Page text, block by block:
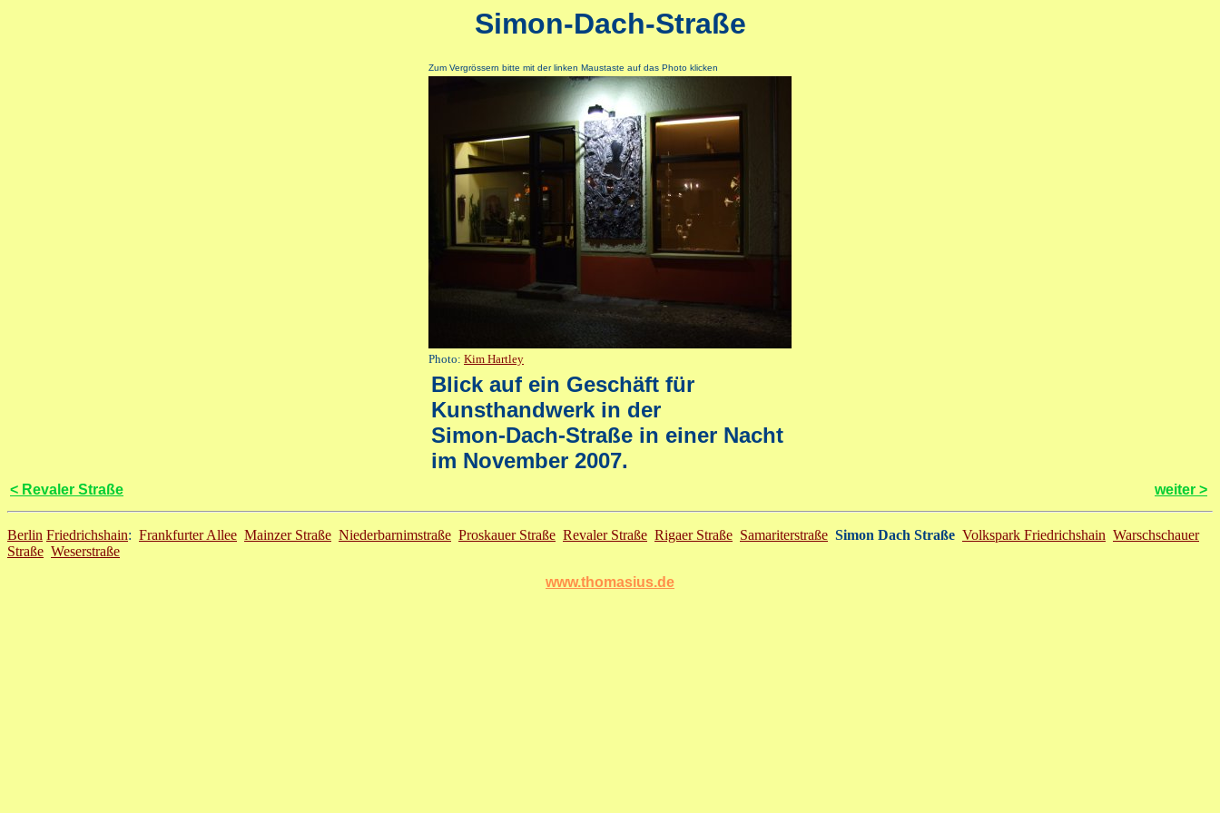
Simon-Dach-Straße
Zum Vergrössern bitte mit der linken Maustaste auf das Photo klicken
Photo: Kim Hartley
Blick auf ein Geschäft für
Kunsthandwerk in der
Simon-Dach-Straße in einer Nacht
im November 2007.
< Revaler Straße weiter >
Berlin Friedrichshain: Frankfurter Allee Mainzer Straße Niederbarnimstraße Proskauer Straße Revaler Straße Rigaer Straße Samariterstraße Simon Dach Straße Volkspark Friedrichshain Warschschauer
Straße Weserstraße
www.thomasius.de